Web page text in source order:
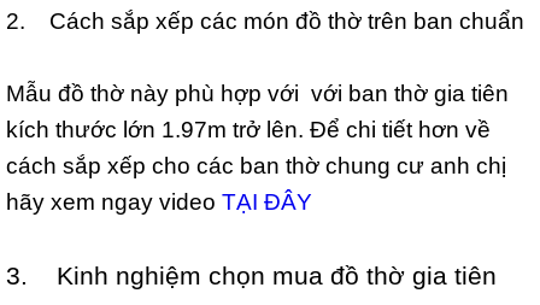
2. Cách sắp xếp các món đồ thờ trên ban chuẩn
Mẫu đồ thờ này phù hợp với với ban thờ gia tiên
kích thước lớn 1.97m trở lên. Để chi tiết hơn về
cách sắp xếp cho các ban thờ chung cư anh chị
hãy xem ngay video TẠI ĐÂY
3. Kinh nghiệm chọn mua đồ thờ gia tiên